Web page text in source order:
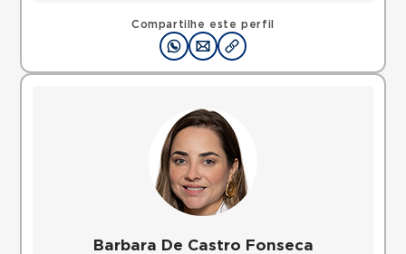
Compartilhe este perfil
Barbara De Castro Fonseca